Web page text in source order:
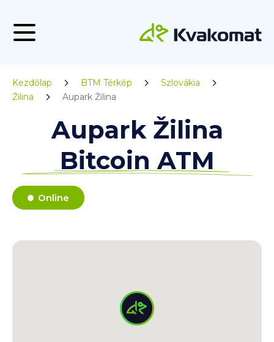
Kezdőlap BTM Térkép
Szlovákia
Žilina
Aupark Žilina
Aupark Žilina
Bitcoin ATM
Online